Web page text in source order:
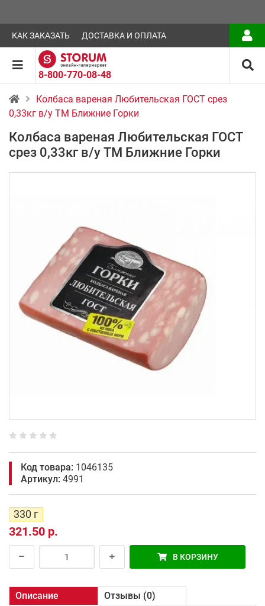
КАК ЗАКАЗАТЬ ДОСТАВКА И ОПЛАТА
8-800-770-08-48
Колбаса вареная Любительская ГОСТ срез
0,33кг в/у ТМ Ближние Горки
Колбаса вареная Любительская ГОСТ
срез 0,33кг в/у ТМ Ближние Горки
Код товара: 1046135
Артикул: 4991
330 г
321.50 р.
В КОРЗИНУ
Описание Отзывы (0)